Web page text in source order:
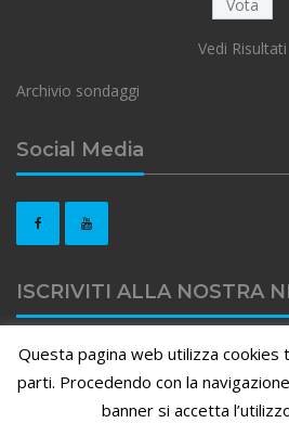
Vedi Risultati
Archivio sondaggi
Social Media
ISCRIVITI ALLA NOSTRA
Clicca qui per iscriviti alla nostra
Questa pagina web utilizza cookies
parti. Procedendo con la
banner si accetta